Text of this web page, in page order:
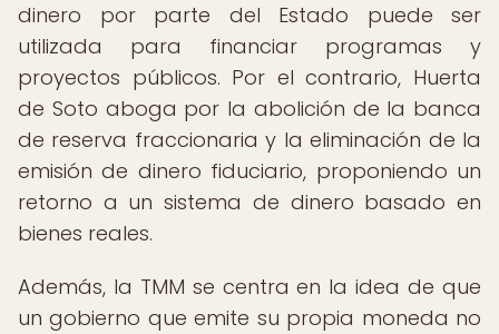
dinero por parte del Estado puede ser
utilizada para financiar programas y
proyectos públicos. Por el contrario, Huerta
de Soto aboga por la abolición de la banca
de reserva fraccionaria y la eliminación de la
emisión de dinero fiduciario, proponiendo un
retorno a un sistema de dinero basado en
bienes reales.
Además, la TMM se centra en la idea de que
un gobierno que emite su propia moneda no